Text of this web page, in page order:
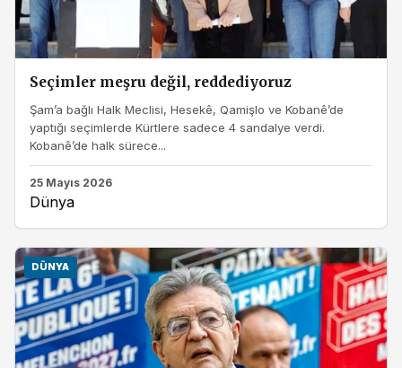
Seçimler meşru değil, reddediyoruz
Şam’a bağlı Halk Meclisi, Hesekê, Qamişlo ve Kobanê’de
yaptığı seçimlerde Kürtlere sadece 4 sandalye verdi.
Kobanê’de halk sürece...
25 Mayıs 2026
Dünya
DÜNYA